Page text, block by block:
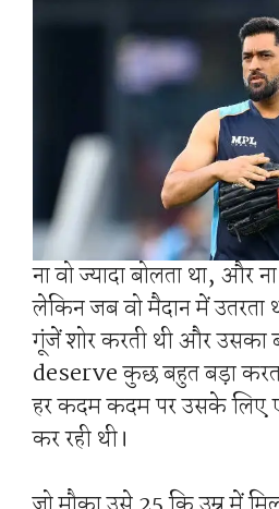
ना वो ज्यादा बोलता था, और
लेकिन जब वो मैदान में उतरता
गूंजें शोर करती थी और उसका
deserve कुछ बहुत बड़ा
हर कदम कदम पर उसके लिए
कर रही थी।